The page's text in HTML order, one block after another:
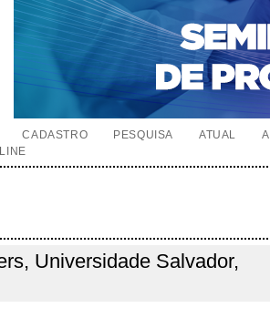
CADASTRO PESQUISA ATUAL
Universidade Salvador,